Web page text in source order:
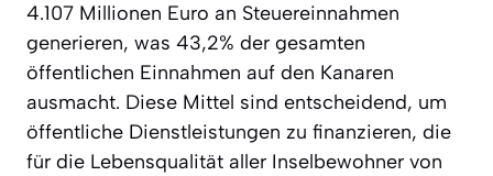
4.107 Millionen Euro an Steuereinnahmen
generieren, was 43,2% der gesamten
öffentlichen Einnahmen auf den Kanaren
ausmacht. Diese Mittel sind entscheidend, um
öffentliche Dienstleistungen zu finanzieren, die
für die Lebensqualität aller Inselbewohner von